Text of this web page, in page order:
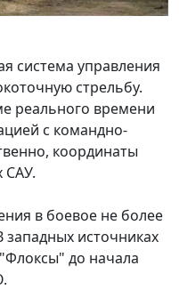
система управления
стрельбу.
реального времени
с командно-
координаты
САУ.
в боевое не более
западных источниках
до начала